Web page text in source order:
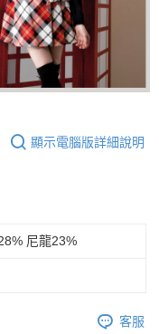
顯示電腦版詳細說明
尼龍23%
客服